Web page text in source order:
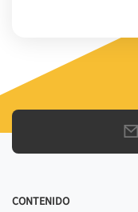
CONTENIDO